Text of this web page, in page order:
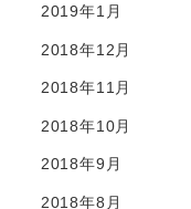
2019年1月
2018年12月
2018年11月
2018年10月
2018年9月
2018年8月